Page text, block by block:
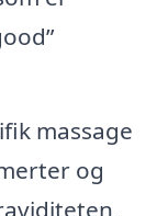
massage
og